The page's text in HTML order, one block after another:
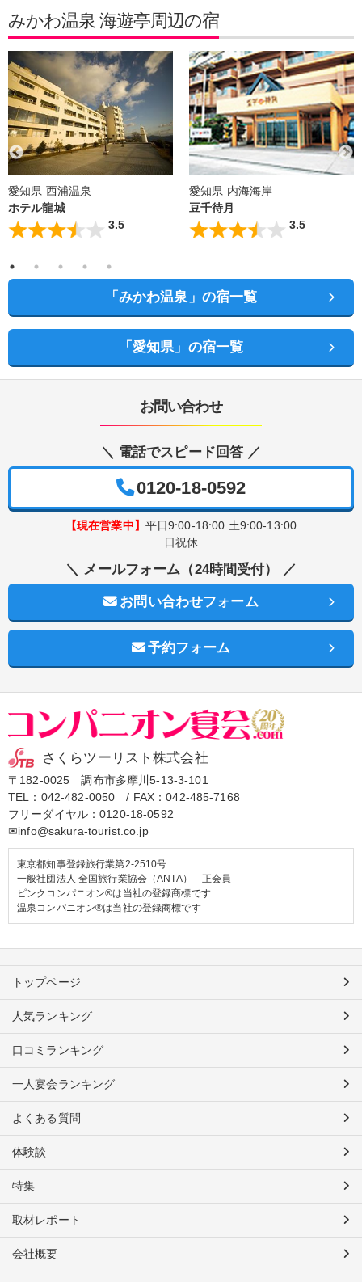
みかわ温泉 海遊亭周辺の宿
愛知県 西浦温泉
ホテル龍城
3.5
愛知県 内海海岸
豆千待月
3.5
「みかわ温泉」の宿一覧
「愛知県」の宿一覧
お問い合わせ
＼ 電話でスピード回答 ／
0120-18-0592
【現在営業中】 平日9:00-18:00 土9:00-13:00
日祝休
＼ メールフォーム（24時間受付） ／
お問い合わせフォーム
予約フォーム
さくらツーリスト株式会社
〒182-0025 調布市多摩川5-13-3-101
TEL： 042-482-0050 / FAX：042-485-7168
フリーダイヤル：0120-18-0592
✉info@sakura-tourist.co.jp
東京都知事登録旅行業第2-2510号
一般社団法人 全国旅行業協会（ANTA） 正会員
ピンクコンパニオン®は当社の登録商標です
温泉コンパニオン®は当社の登録商標です
トップページ
人気ランキング
口コミランキング
一人宴会ランキング
よくある質問
体験談
特集
取材レポート
会社概要